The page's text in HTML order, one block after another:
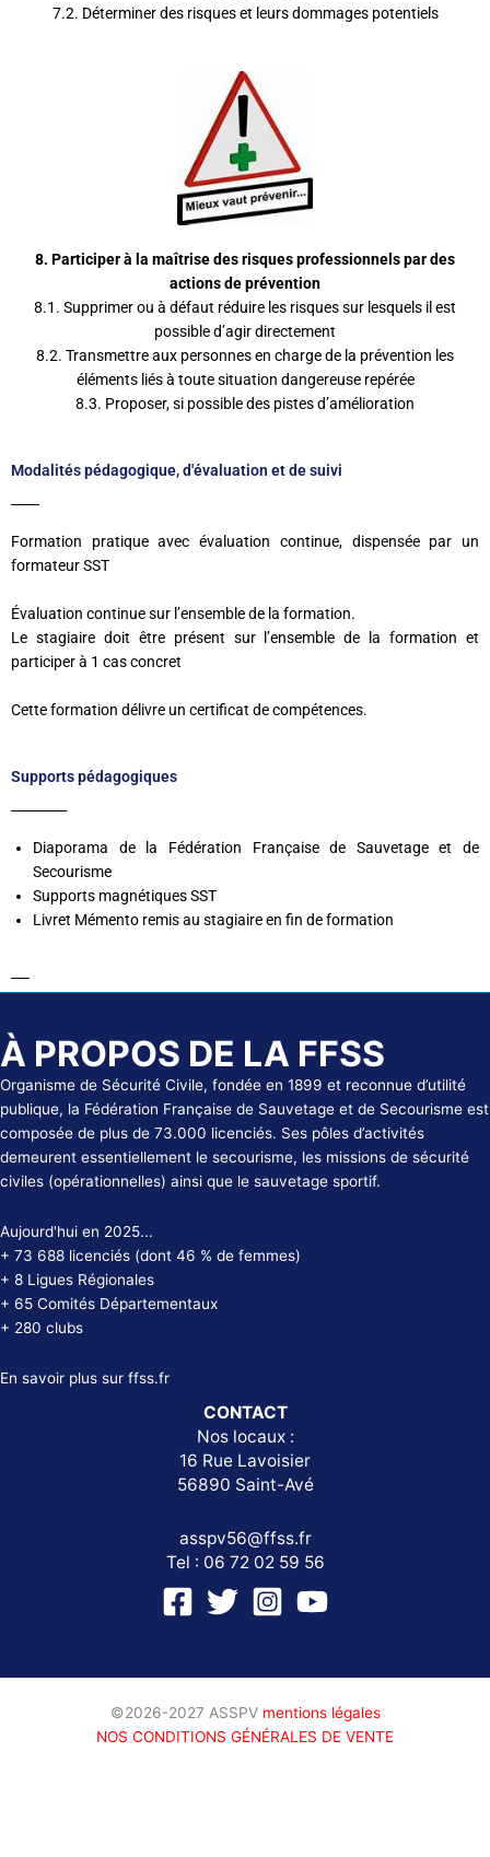
7.2. Déterminer des risques et leurs dommages potentiels
8. Participer à la maîtrise des risques professionnels par des
actions de prévention
8.1. Supprimer ou à défaut réduire les risques sur lesquels il est
possible d’agir directement
8.2. Transmettre aux personnes en charge de la prévention les
éléments liés à toute situation dangereuse repérée
8.3. Proposer, si possible des pistes d’amélioration
Modalités pédagogique, d'évaluation et de suivi
Formation pratique avec évaluation continue, dispensée par un
formateur SST
Évaluation continue sur l’ensemble de la formation.
Le stagiaire doit être présent sur l’ensemble de la formation et
participer à 1 cas concret
Cette formation délivre un certificat de compétences.
Supports pédagogiques
Diaporama de la Fédération Française de Sauvetage et de
Secourisme
Supports magnétiques SST
Livret Mémento remis au stagiaire en fin de formation
À PROPOS DE LA FFSS
Organisme de Sécurité Civile, fondée en 1899 et reconnue d’utilité
publique, la Fédération Française de Sauvetage et de Secourisme est
composée de plus de 73.000 licenciés. Ses pôles d’activités
demeurent essentiellement le secourisme, les missions de sécurité
civiles (opérationnelles) ainsi que le sauvetage sportif.
Aujourd'hui en 2025...
+ 73 688 licenciés (dont 46 % de femmes)
+ 8 Ligues Régionales
+ 65 Comités Départementaux
+ 280 clubs
En savoir plus sur ffss.fr
CONTACT
Nos locaux :
16 Rue Lavoisier
56890 Saint-Avé
asspv56@ffss.fr
Tel : 06 72 02 59 56
©2026-2027 ASSPV mentions légales
NOS CONDITIONS GÉNÉRALES DE VENTE